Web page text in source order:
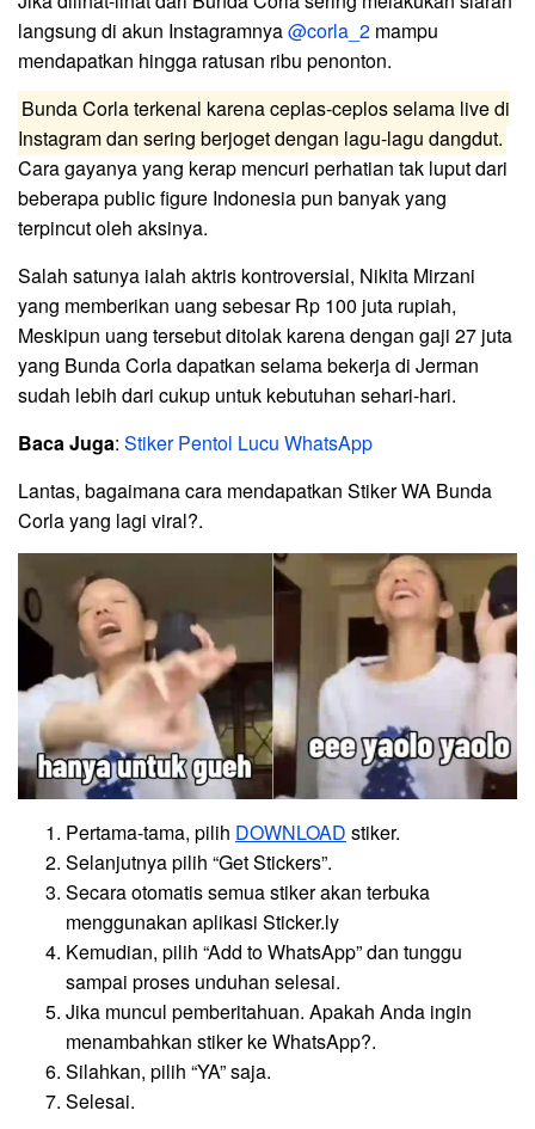
langsung di akun Instagramnya@corla_2 mampu
mendapatkan hingga ratusan ribu penonton.
Bunda Corla terkenal karena ceplas-ceplos selama live di
Instagram dan sering berjoget dengan lagu-lagu dangdut.
Cara gayanya yang kerap mencuri perhatian tak luput dari
beberapa public figure Indonesia pun banyak yang
terpincut oleh aksinya.
Salah satunya ialah aktris kontroversial, Nikita Mirzani
yang memberikan uang sebesar Rp 100 juta rupiah,
Meskipun uang tersebut ditolak karena dengan gaji 27 juta
yang Bunda Corla dapatkan selama bekerja di Jerman
sudah lebih dari cukup untuk kebutuhan sehari-hari.
Baca Juga: Stiker Pentol Lucu WhatsApp
Lantas, bagaimana cara mendapatkan Stiker WA Bunda
Corla yang lagi viral?.
Pertama-tama, pilih DOWNLOAD stiker.
Selanjutnya pilih “Get Stickers”.
Secara otomatis semua stiker akan terbuka
menggunakan aplikasi Sticker.ly
Kemudian, pilih “Add to WhatsApp” dan tunggu
sampai proses unduhan selesai.
Jika muncul pemberitahuan. Apakah Anda ingin
menambahkan stiker ke WhatsApp?.
Silahkan, pilih “YA” saja.
Selesai.